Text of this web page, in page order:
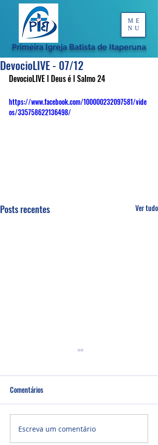
Primeira Igreja Batista de Itaperuna
ME
NU
DevocioLIVE - 07/12
DevocioLIVE l Deus é l Salmo 24
https://www.facebook.com/100000232097581/vide
os/335758622136498/
Posts recentes Ver tudo
Comentários
Escreva um comentário